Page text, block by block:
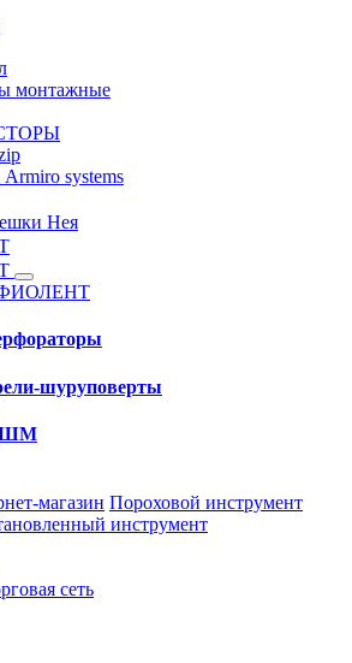
монтажные
systems
Нея
ФИОЛЕНТ
шуруповерты
магазин Пороховой инструмент
инструмент
сеть